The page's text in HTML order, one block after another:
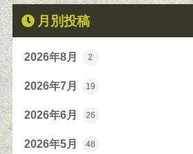
月別投稿
2026年8月 2
2026年7月 19
2026年6月 26
2026年5月 48